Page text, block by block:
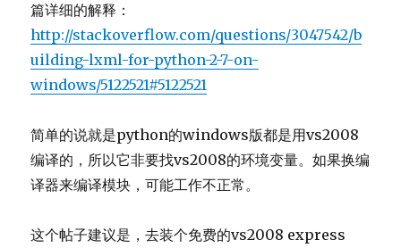
篇详细的解释：
http://stackoverflow.com/questions/3047542/b
uilding-lxml-for-python-2-7-on-
windows/5122521#5122521
简单的说就是python的windows版都是用vs2008
编译的，所以它非要找vs2008的环境变量。如果换编
译器来编译模块，可能工作不正常。
这个帖子建议是，去装个免费的vs2008 express